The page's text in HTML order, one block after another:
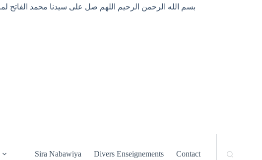
بسم الله الرحمن الرحيم اللهم صل على سيدنا محمد الفاتح
Sira Nabawiya Divers Enseignements Contact